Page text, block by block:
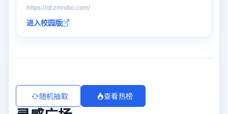
https://qf.zmrobo.com/
进入校园版
随机抽取 查看热榜